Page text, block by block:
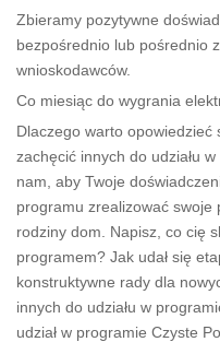
Zbieramy pozytywne
bezpośrednio lub pośrednio
wnioskodawców.
Co miesiąc do wygrania
Dlaczego warto opowiedzieć
zachęcić innych do udziału
nam, aby Twoje
programu zrealizować swoje
rodziny dom. Napisz, co cię
programem? Jak udał się
konstruktywne rady dla
innych do udziału w
udział w programie Czyste